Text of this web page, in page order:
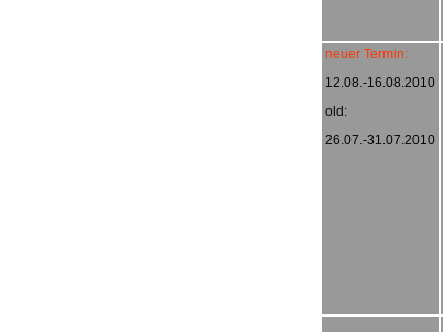
neuer Termin:
12.08.-16.08.2010
old:
26.07.-31.07.2010